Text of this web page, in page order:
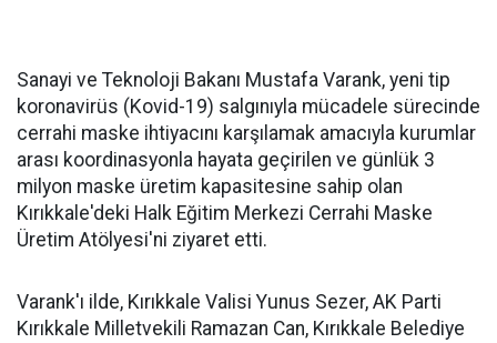
Sanayi ve Teknoloji Bakanı Mustafa Varank, yeni tip
koronavirüs (Kovid-19) salgınıyla mücadele sürecinde
cerrahi maske ihtiyacını karşılamak amacıyla kurumlar
arası koordinasyonla hayata geçirilen ve günlük 3
milyon maske üretim kapasitesine sahip olan
Kırıkkale'deki Halk Eğitim Merkezi Cerrahi Maske
Üretim Atölyesi'ni ziyaret etti.
Varank'ı ilde, Kırıkkale Valisi Yunus Sezer, AK Parti
Kırıkkale Milletvekili Ramazan Can, Kırıkkale Belediye